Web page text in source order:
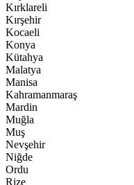
Kırklareli
Kırşehir
Kocaeli
Konya
Kütahya
Malatya
Manisa
Kahramanmaraş
Mardin
Muğla
Muş
Nevşehir
Niğde
Ordu
Rize